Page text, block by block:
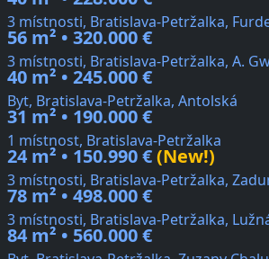
3 místnosti, Bratislava-Petržalka,
56 m² • 320.000 €
3 místnosti, Bratislava-Petržalka, A.
40 m² • 245.000 €
Byt, Bratislava-Petržalka, Antolská
31 m² • 190.000 €
1 místnost, Bratislava-Petržalka
24 m² • 150.990 €(New!)
3 místnosti, Bratislava-Petržalka,
78 m² • 498.000 €
3 místnosti, Bratislava-Petržalka,
84 m² • 560.000 €